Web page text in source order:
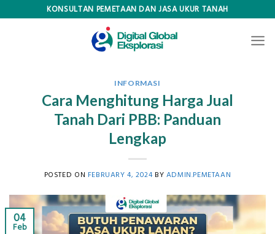
KONSULTAN PEMETAAN DAN JASA UKUR TANAH
INFORMASI
Cara Menghitung Harga Jual
Tanah Dari PBB: Panduan
Lengkap
POSTED ON FEBRUARY 4, 2024BY ADMIN.PEMETAAN
04
Feb